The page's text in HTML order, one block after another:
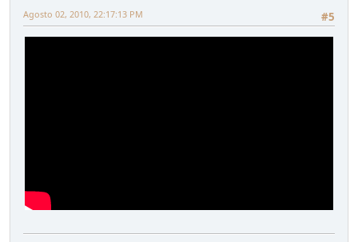
#5
Agosto 02, 2010, 22:17:13 PM